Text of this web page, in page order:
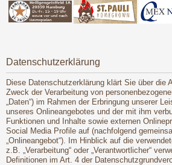
Datenschutzerklärung
Diese Datenschutzerklärung klärt Sie über die
Zweck der Verarbeitung von
„Daten“) im Rahmen der Erbringung unserer
unseres Onlineangebotes und der mit ihm
Funktionen und Inhalte sowie externen
Social Media Profile auf (nachfolgend
„Onlineangebot“). Im Hinblick auf die
z.B. „Verarbeitung“ oder „Verantwortlicher“
Definitionen im Art. 4 der